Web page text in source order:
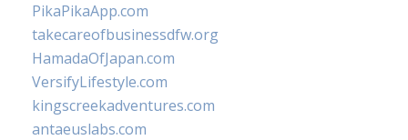
PikaPikaApp.com
takecareofbusinessdfw.org
HamadaOfJapan.com
VersifyLifestyle.com
kingscreekadventures.com
antaeuslabs.com